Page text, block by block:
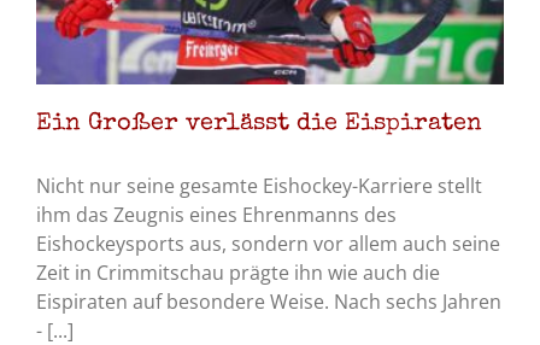
Ein Großer verlässt die Eispiraten
Nicht nur seine gesamte Eishockey-Karriere stellt
ihm das Zeugnis eines Ehrenmanns des
Eishockeysports aus, sondern vor allem auch seine
Zeit in Crimmitschau prägte ihn wie auch die
Eispiraten auf besondere Weise. Nach sechs Jahren
- [...]